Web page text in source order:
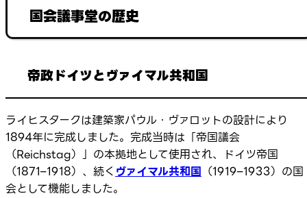
国会議事堂の歴史
帝政ドイツとヴァイマル共和国
ライヒスタークは建築家パウル・ヴァロットの設計により
1894年に完成しました。完成当時は「帝国議会
（Reichstag）」の本拠地として使用され、ドイツ帝国
（1871–1918）、続く ヴァイマル共和国 （1919–1933）の国
会として機能しました。